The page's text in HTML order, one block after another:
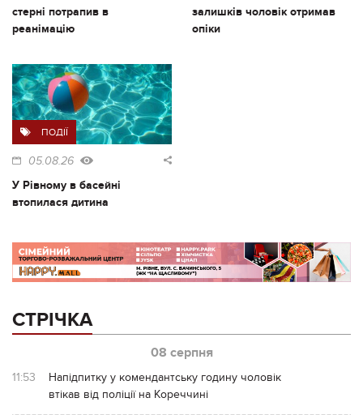
стерні потрапив в
реанімацію
залишків чоловік отримав
опіки
ПОДІЇ
05.08.26
У Рівному в басейні
втопилася дитина
СТРІЧКА
08 серпня
11:53
Напідпитку у комендантську годину чоловік
втікав від поліції на Кореччині